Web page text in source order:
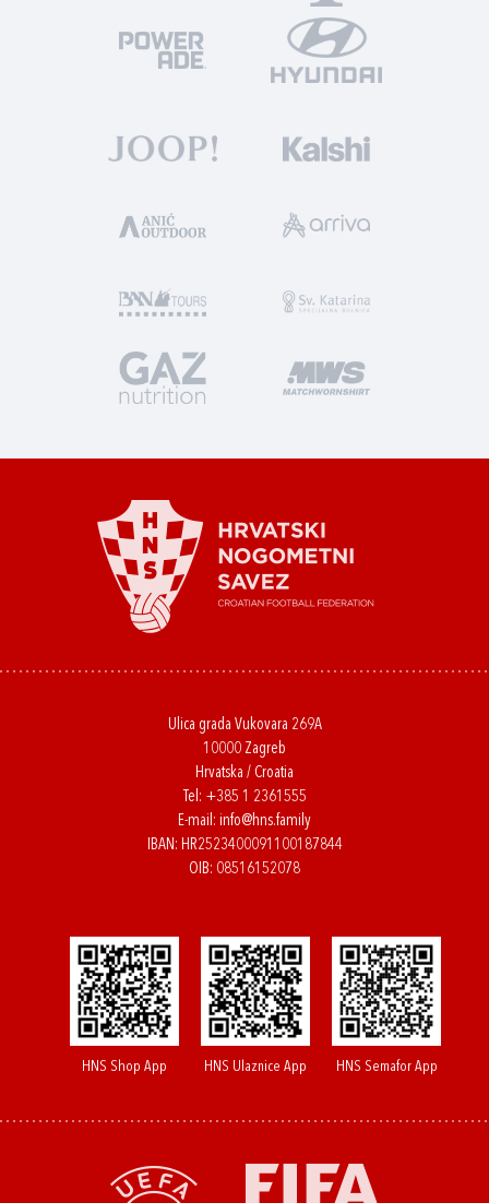
Ulica grada Vukovara 269A
10000 Zagreb
Hrvatska / Croatia
Tel: +385 1 2361555
E-mail: info@hns.family
IBAN: HR2523400091100187844
OIB: 08516152078
HNS Shop App HNS Ulaznice App HNS Semafor App